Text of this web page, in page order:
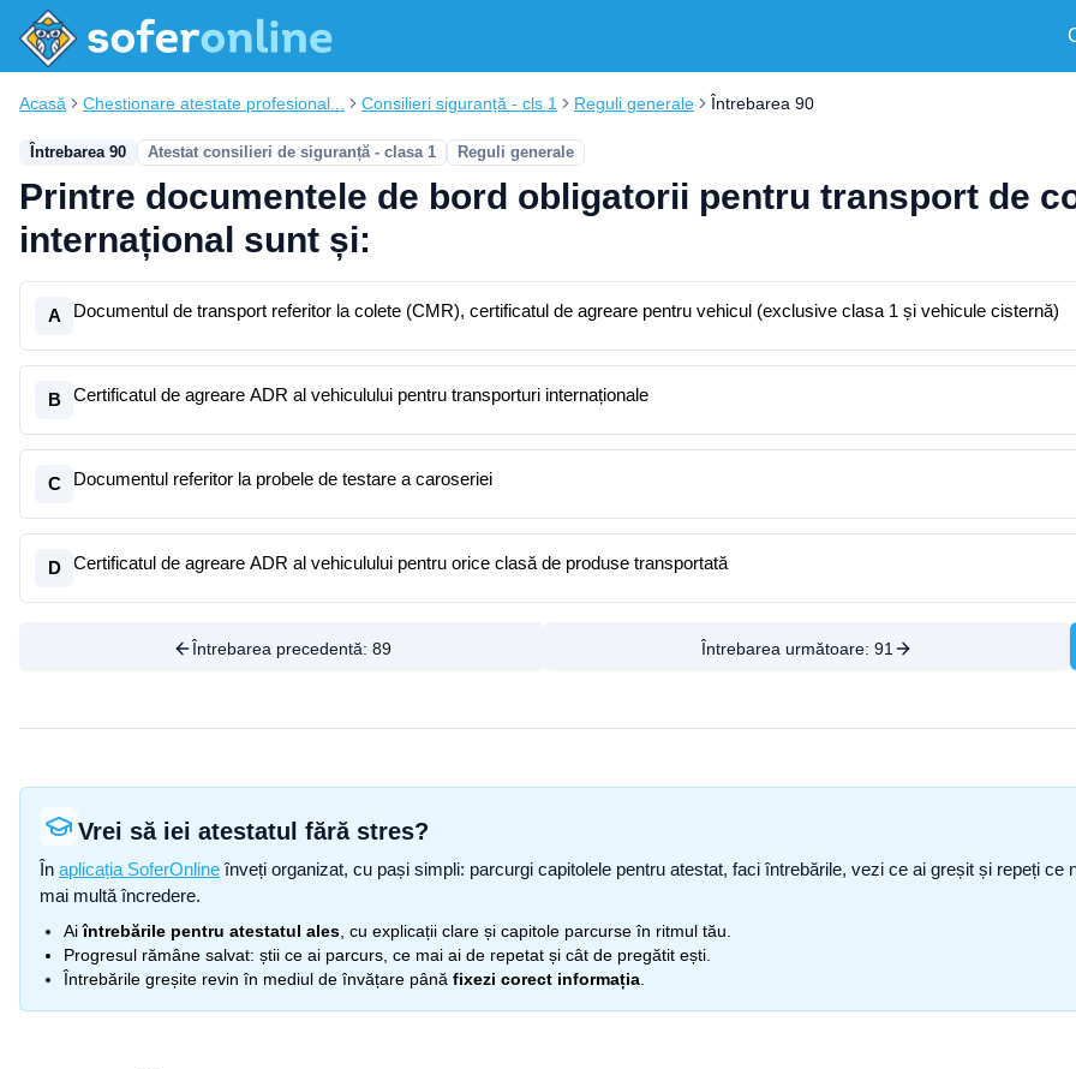
Acasă Chestionare atestate profesional... Consilieri siguranță - cls 1 Reguli generale Întrebarea 90
Întrebarea 90 Atestat consilieri de siguranță - clasa 1 Reguli generale
Printre documentele de bord obligatorii pentru transport de
internațional sunt și:
A Documentul de transport referitor la colete (CMR), certificatul de agreare pentru vehicul (exclusive clasa 1 și vehicule cisternă)
B Certificatul de agreare ADR al vehiculului pentru transporturi internaționale
C Documentul referitor la probele de testare a caroseriei
D Certificatul de agreare ADR al vehiculului pentru orice clasă de produse transportată
Întrebarea precedentă: 89 Întrebarea următoare: 91
Vrei să iei atestatul fără stres?
În aplicația SoferOnline înveți organizat, cu pași simpli: parcurgi capitolele pentru atestat, faci întrebările, vezi ce ai greșit și repeți
mai multă încredere.
Aiîntrebările pentru atestatul ales , cu explicații clare și capitole parcurse în ritmul tău.
Progresul rămâne salvat: știi ce ai parcurs, ce mai ai de repetat și cât de pregătit ești.
Întrebările greșite revin în mediul de învățare până fixezi corect informația